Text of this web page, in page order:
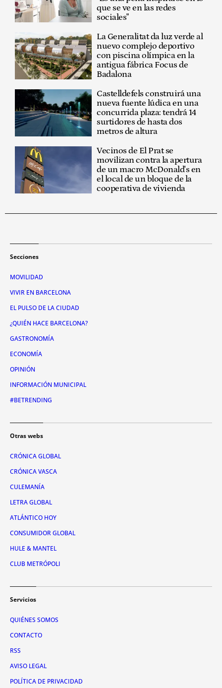
que se ve en las redes
sociales"
La Generalitat da luz verde al
nuevo complejo deportivo
con piscina olímpica en la
antigua fábrica Focus de
Badalona
Castelldefels construirá una
nueva fuente lúdica en una
concurrida plaza: tendrá 14
surtidores de hasta dos
metros de altura
Vecinos de El Prat se
movilizan contra la apertura
de un macro McDonald's en
el local de un bloque de la
cooperativa de vivienda
Secciones
MOVILIDAD
VIVIR EN BARCELONA
EL PULSO DE LA CIUDAD
¿QUIÉN HACE BARCELONA?
GASTRONOMÍA
ECONOMÍA
OPINIÓN
INFORMACIÓN MUNICIPAL
#BETRENDING
Otras webs
CRÓNICA GLOBAL
CRÓNICA VASCA
CULEMANÍA
LETRA GLOBAL
ATLÁNTICO HOY
CONSUMIDOR GLOBAL
HULE & MANTEL
CLUB METRÓPOLI
Servicios
QUIÉNES SOMOS
CONTACTO
RSS
AVISO LEGAL
POLÍTICA DE PRIVACIDAD